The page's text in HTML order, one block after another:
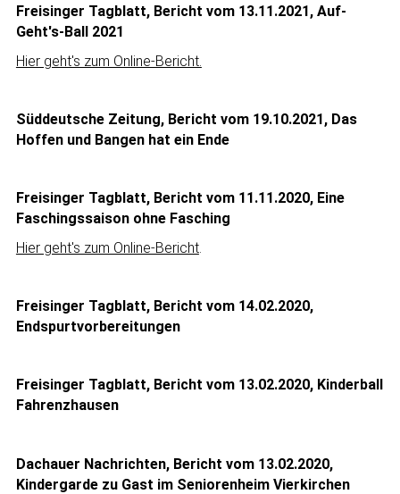
Freisinger Tagblatt, Bericht vom 13.11.2021, Auf-
Geht's-Ball 2021
Hier geht's zum Online-Bericht.
Süddeutsche Zeitung, Bericht vom 19.10.2021, Das
Hoffen und Bangen hat ein Ende
Freisinger Tagblatt, Bericht vom 11.11.2020, Eine
Faschingssaison ohne Fasching
Hier geht's zum Online-Bericht.
Freisinger Tagblatt, Bericht vom 14.02.2020,
Endspurtvorbereitungen
Freisinger Tagblatt, Bericht vom 13.02.2020, Kinderball
Fahrenzhausen
Dachauer Nachrichten, Bericht vom 13.02.2020,
Kindergarde zu Gast im Seniorenheim Vierkirchen